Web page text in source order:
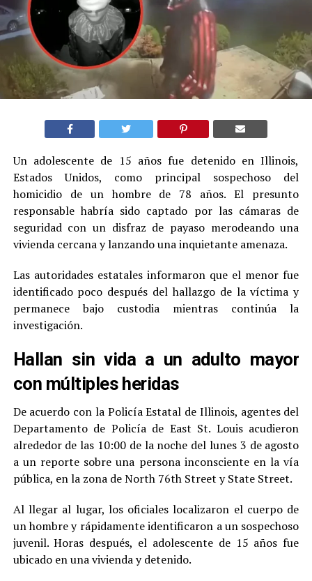
Un adolescente de 15 años fue detenido en Illinois,
Estados Unidos, como principal sospechoso del
homicidio de un hombre de 78 años. El presunto
responsable habría sido captado por las cámaras de
seguridad con un disfraz de payaso merodeando una
vivienda cercana y lanzando una inquietante amenaza.
Las autoridades estatales informaron que el menor fue
identificado poco después del hallazgo de la víctima y
permanece bajo custodia mientras continúa la
investigación.
Hallan sin vida a un adulto mayor
con múltiples heridas
De acuerdo con la Policía Estatal de Illinois, agentes del
Departamento de Policía de East St. Louis acudieron
alrededor de las 10:00 de la noche del lunes 3 de agosto
a un reporte sobre una persona inconsciente en la vía
pública, en la zona de North 76th Street y State Street.
Al llegar al lugar, los oficiales localizaron el cuerpo de
un hombre y rápidamente identificaron a un sospechoso
juvenil. Horas después, el adolescente de 15 años fue
ubicado en una vivienda y detenido.